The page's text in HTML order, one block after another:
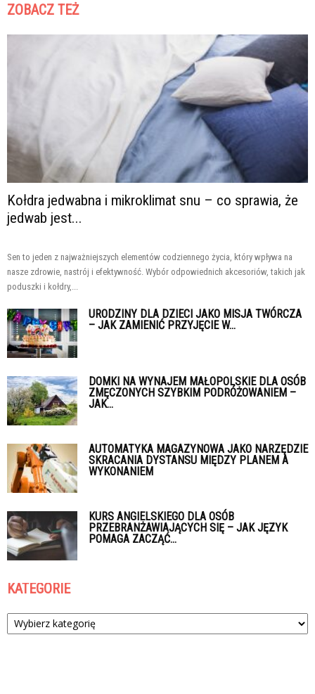
ZOBACZ TEŻ
Kołdra jedwabna i mikroklimat snu – co sprawia, że
jedwab jest...
Sen to jeden z najważniejszych elementów codziennego życia, który wpływa na
nasze zdrowie, nastrój i efektywność. Wybór odpowiednich akcesoriów, takich jak
poduszki i kołdry,...
URODZINY DLA DZIECI JAKO MISJA TWÓRCZA
– JAK ZAMIENIĆ PRZYJĘCIE W...
DOMKI NA WYNAJEM MAŁOPOLSKIE DLA OSÓB
ZMĘCZONYCH SZYBKIM PODRÓŻOWANIEM –
JAK...
AUTOMATYKA MAGAZYNOWA JAKO NARZĘDZIE
SKRACANIA DYSTANSU MIĘDZY PLANEM A
WYKONANIEM
KURS ANGIELSKIEGO DLA OSÓB
PRZEBRANŻAWIAJĄCYCH SIĘ – JAK JĘZYK
POMAGA ZACZĄĆ...
KATEGORIE
Kategorie